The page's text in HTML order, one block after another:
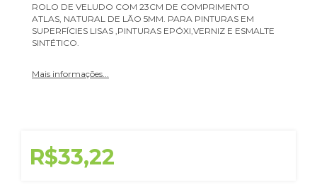
ROLO DE VELUDO COM 23CM DE COMPRIMENTO
ATLAS, NATURAL DE LÃO 5MM. PARA PINTURAS EM
SUPERFÍCIES LISAS ,PINTURAS EPÓXI,VERNIZ E ESMALTE
SINTÉTICO.
Mais informações...
R$33,22